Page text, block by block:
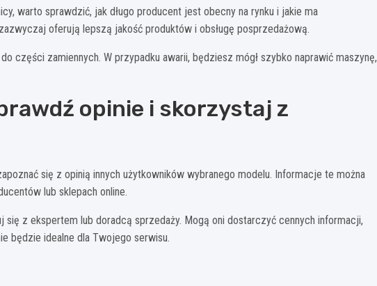
warto sprawdzić, jak długo producent jest obecny na rynku i jakie ma
oferują lepszą jakość produktów i obsługę posprzedażową.
części zamiennych. W przypadku awarii, będziesz mógł szybko naprawić maszynę,
opinie i skorzystaj z
się z opinią innych użytkowników wybranego modelu. Informacje te można
lub sklepach online.
z ekspertem lub doradcą sprzedaży. Mogą oni dostarczyć cennych informacji,
będzie idealne dla Twojego serwisu.